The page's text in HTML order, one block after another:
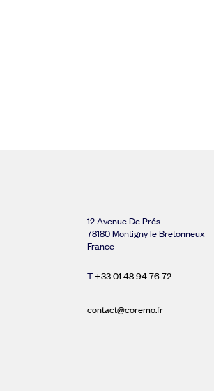
12 Avenue De Prés
78180 Montigny le Bretonneux
France
T+33 01 48 94 76 72
contact@coremo.fr